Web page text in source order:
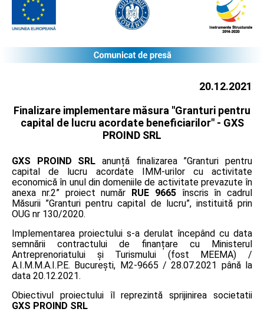
20.12.2021
Finalizare implementare măsura "Granturi pentru
capital de lucru acordate beneficiarilor" - GXS
PROIND SRL
GXS PROIND SRL anunță finalizarea ”Granturi pentru
capital de lucru acordate IMM-urilor cu activitate
economică în unul din domeniile de activitate prevazute în
anexa nr.2” proiect număr RUE 9665înscris în cadrul
Măsurii ”Granturi pentru capital de lucru”, instituită prin
OUG nr 130/2020.
Implementarea proiectului s-a derulat începând cu data
semnării contractului de finanțare cu Ministerul
Antreprenoriatului și Turismului (fost MEEMA) /
A.I.M.M.A.I.P.E. București, M2-9665 / 28.07.2021 până la
data 20.12.2021.
Obiectivul proiectului îl reprezintă sprijinirea societatii
GXS PROIND SRL